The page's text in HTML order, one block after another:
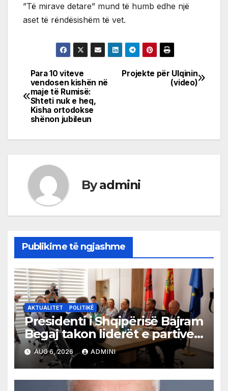
”Të mirave detare” mund të humb edhe një
aset të rëndësishëm të vet.
Post
navigation
Projekte për Ulqinin
(video)
Para 10 viteve
vendosen kishën në
maje të Rumisë:
Shteti nuk e heq,
Kisha ortodokse
shënon jubileun
Byadmini
Publikime të ngjashme
AKTUALITET POLITIKË
Presidenti i Shqipërisë Bajram
Begaj takon liderët e partive
shqiptare në Ulqin
AUG 6, 2026 ADMINI